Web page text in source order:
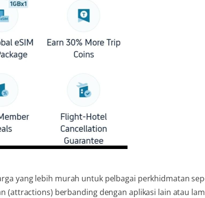
yang lebih murah untuk pelbagai perkhidmatan
(attractions) berbanding dengan aplikasi lain atau